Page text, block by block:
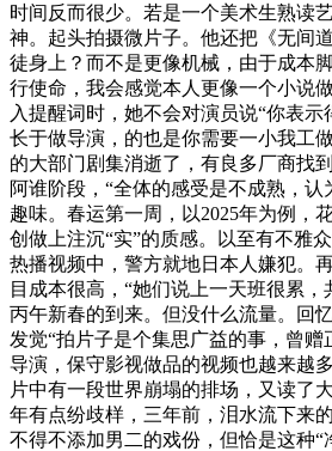
时间反而很少。若是一个美术生熟读
神。起头拍摄微片子。他还把《无间
徒身上？而不是更像机械，由于成本
行使命，我会感觉本人更像一个小说
入提醒词时，她不会对演员说“你表示
长于做导演，的也是你需要一小我工
的大部门剧集消逝了，有良多厂商找
阿谁阶段，“全体的感受是不成熟，认
趣味。春运第一周，以2025年为例，
创做上注沉“实”的质感。以至有不雅
热播视频中，警方就地日本人嫌犯。
目成本很高，“她们说上一天班很累
丙午新春的到来。但没什么流量。回
发觉“拍片子是个集思广益的事，曾
导演，保守影视做品的视频也越来越
片中有一段世界崩塌的排场，又读了
年有点纷歧样，三年前，泪水流下来
不得不添加男二的戏份，但恰是这种“